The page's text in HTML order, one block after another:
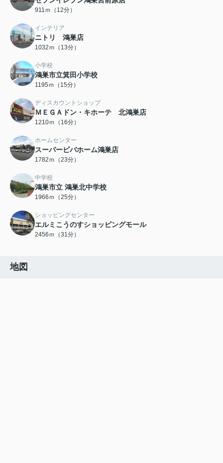
911ｍ（12分）
インテリア
ニトリ 鴻巣店
1032ｍ（13分）
小学校
鴻巣市立箕田小学校
1195ｍ（15分）
ディスカウントショップ
ＭＥＧＡドン・キホーテ 北鴻巣店
1210ｍ（16分）
ホームセンター
スーパービバホーム鴻巣店
1782ｍ（23分）
中学校
鴻巣市立 鴻巣北中学校
1966ｍ（25分）
ショッピングセンター
エルミこうのすショッピングモール
2456ｍ（31分）
地図